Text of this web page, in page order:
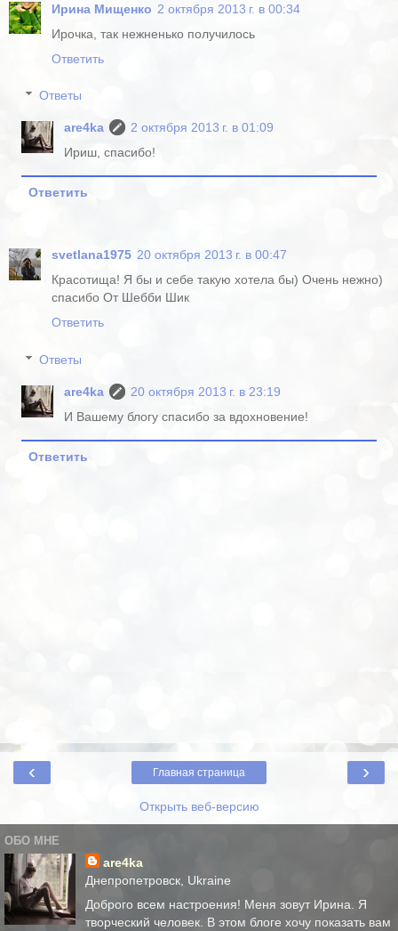
Ирина Мищенко 2 октября 2013 г. в 00:34
Ирочка, так нежненько получилось
Ответить
Ответы
are4ka
2 октября 2013 г. в 01:09
Ириш, спасибо!
Ответить
svetlana1975 20 октября 2013 г. в 00:47
Красотища! Я бы и себе такую хотела бы) Очень нежно)
спасибо От Шебби Шик
Ответить
Ответы
are4ka
20 октября 2013 г. в 23:19
И Вашему блогу спасибо за вдохновение!
Ответить
‹ ›
Главная страница
Открыть веб-версию
ОБО МНЕ
are4ka
Днепропетровск, Ukraine
Доброго всем настроения! Меня зовут Ирина. Я
творческий человек. В этом блоге хочу показать вам